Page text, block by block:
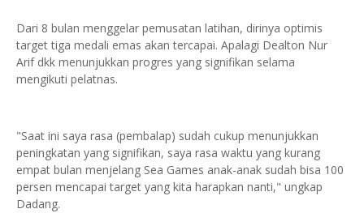
Dari 8 bulan menggelar pemusatan latihan, dirinya optimis
target tiga medali emas akan tercapai. Apalagi Dealton Nur
Arif dkk menunjukkan progres yang signifikan selama
mengikuti pelatnas.
"Saat ini saya rasa (pembalap) sudah cukup menunjukkan
peningkatan yang signifikan, saya rasa waktu yang kurang
empat bulan menjelang Sea Games anak-anak sudah bisa 100
persen mencapai target yang kita harapkan nanti," ungkap
Dadang.